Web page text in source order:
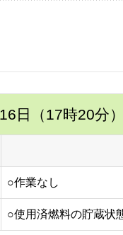
日（17時20分）
○作業なし
○使用済燃料の貯蔵状